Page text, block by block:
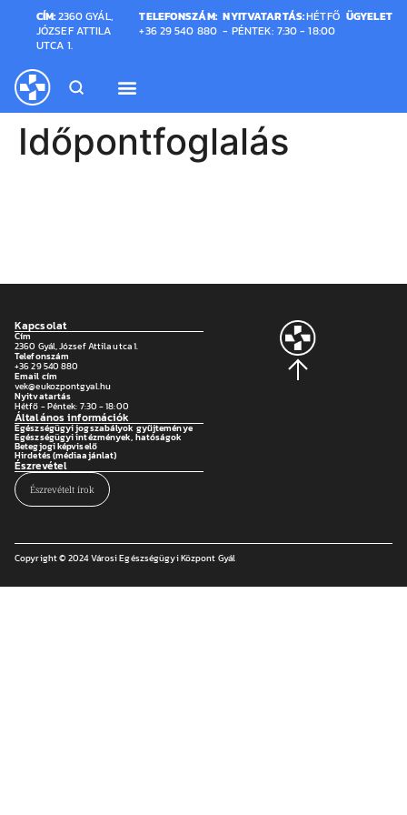
CÍM:2360 GYÁL,
JÓZSEF ATTILA
UTCA 1.
TELEFONSZÁM:
+36 29 540 880
NYITVATARTÁS:HÉTFŐ
- PÉNTEK: 7:30 - 18:00
ÜGYELET
Időpontfoglalás
Kapcsolat
Cím
2360 Gyál, József Attila utca 1.
Telefonszám
+36 29 540 880
Email cím
vek@eukozpontgyal.hu
Nyitvatartás
Hétfő - Péntek: 7:30 - 18:00
Általános információk
Egészségügyi jogszabályok gyűjteménye
Egészségügyi intézmények, hatóságok
Betegjogi képviselő
Hirdetés (médiaajánlat)
Észrevétel
Észrevételt írok
Copyright © 2024 Városi Egészségügyi Központ Gyál